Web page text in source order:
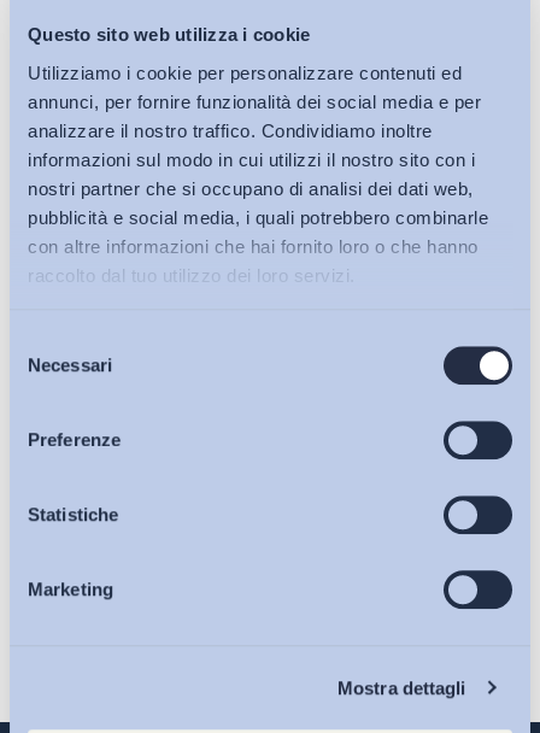
Questo sito web utilizza i cookie
Utilizziamo i cookie per personalizzare contenuti ed
annunci, per fornire funzionalità dei social media e per
analizzare il nostro traffico. Condividiamo inoltre
informazioni sul modo in cui utilizzi il nostro sito con i
nostri partner che si occupano di analisi dei dati web,
pubblicità e social media, i quali potrebbero combinarle
con altre informazioni che hai fornito loro o che hanno
raccolto dal tuo utilizzo dei loro servizi.
delNecessari
Preferenze
Statistiche
Marketing
Mostra dettagli
Bollettini ADAPT
Articoli
Osservatori
Eventi
Ho letto e Accetto il trattamento dei dati personali descritti
sulla pagina della